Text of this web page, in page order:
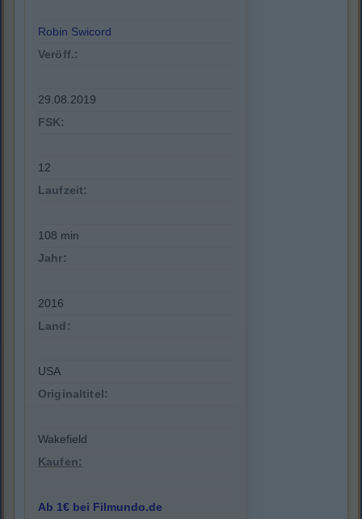
Robin Swicord
Veröff.:
29.08.2019
FSK:
12
Laufzeit:
108 min
Jahr:
2016
Land:
USA
Originaltitel:
Wakefield
Kaufen:
Ab 1€ bei Filmundo.de